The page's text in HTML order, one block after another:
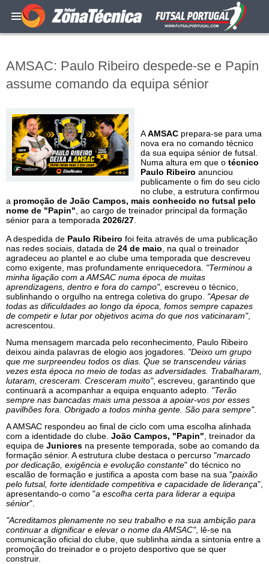
AMSAC: Paulo Ribeiro despede-se e Papin
assume comando da equipa sénior
AAMSAC prepara-se para uma
nova era no comando técnico
da sua equipa sénior de futsal.
Numa altura em que o técnico
Paulo Ribeiro anunciou
publicamente o fim do seu ciclo
no clube, a estrutura confirmou
a promoção de João Campos, mais conhecido no futsal pelo
nome de "Papin" , ao cargo de treinador principal da formação
sénior para a temporada 2026/27
A despedida de Paulo Ribeiro foi feita através de uma publicação
nas redes sociais, datada de 24 de maio , na qual o treinador
agradeceu ao plantel e ao clube uma temporada que descreveu
como exigente, mas profundamente enriquecedora. "Terminou a
minha ligação com a AMSAC numa época de muitas
aprendizagens, dentro e fora do campo", escreveu o técnico,
sublinhando o orgulho na entrega coletiva do grupo. "Apesar de
todas as dificuldades ao longo da época, fomos sempre capazes
de competir e lutar por objetivos acima do que nos vaticinaram",
acrescentou.
Numa mensagem marcada pelo reconhecimento, Paulo Ribeiro
deixou ainda palavras de elogio aos jogadores. "Deixo um grupo
que me surpreendeu todos os dias. Que se transcendeu várias
vezes esta época no meio de todas as adversidades. Trabalharam,
lutaram, cresceram. Cresceram muito", escreveu, garantindo que
continuará a acompanhar a equipa enquanto adepto. "Terão
sempre nas bancadas mais uma pessoa a apoiar-vos por esses
pavilhões fora. Obrigado a todos minha gente. São para sempre".
A AMSAC respondeu ao final de ciclo com uma escolha alinhada
com a identidade do clube. João Campos, "Papin" , treinador da
equipa de Juniores na presente temporada, sobe ao comando da
formação sénior. A estrutura clube destaca o percurso "marcado
por dedicação, exigência e evolução constante" do técnico no
escalão de formação e justifica a aposta com base na sua "paixão
pelo futsal, forte identidade competitiva e capacidade de liderança",
apresentando-o como "a escolha certa para liderar a equipa
sénior".
"Acreditamos plenamente no seu trabalho e na sua ambição para
continuar a dignificar e elevar o nome da AMSAC", lê-se na
comunicação oficial do clube, que sublinha ainda a sintonia entre a
promoção do treinador e o projeto desportivo que se quer
construir.